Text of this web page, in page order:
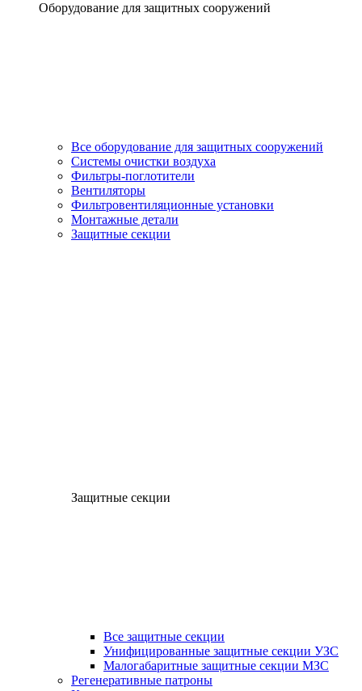
Оборудование для защитных сооружений
Все оборудование для защитных сооружений
Системы очистки воздуха
Фильтры-поглотители
Вентиляторы
Фильтровентиляционные установки
Монтажные детали
Защитные секции
Защитные секции
Все защитные секции
Унифицированные защитные секции УЗС
Малогабаритные защитные секции МЗС
Регенеративные патроны